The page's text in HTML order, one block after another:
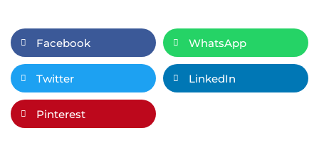
Facebook WhatsApp
Twitter LinkedIn
Pinterest